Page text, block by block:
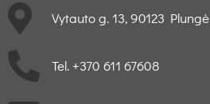
Vytauto g. 13, 90123 Plungė
Tel. +370 611 67608